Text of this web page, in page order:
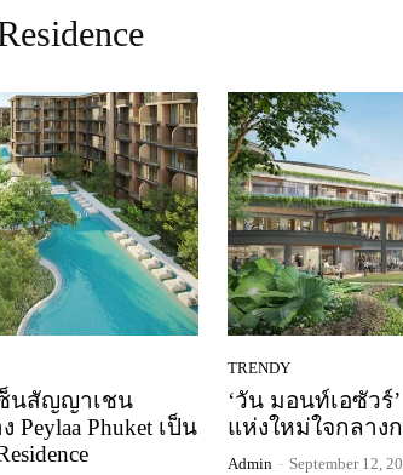
นสัญญาเชน
Peylaa Phuket เป็น
TRENDY
‘วัน มอนท์เอซัวร์
แห่งใหม่ใจกลาง
Admin - September 12,